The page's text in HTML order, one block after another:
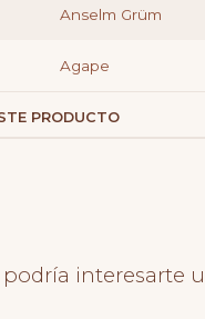
Anselm Grüm
Agape
PRODUCTO
interesarte